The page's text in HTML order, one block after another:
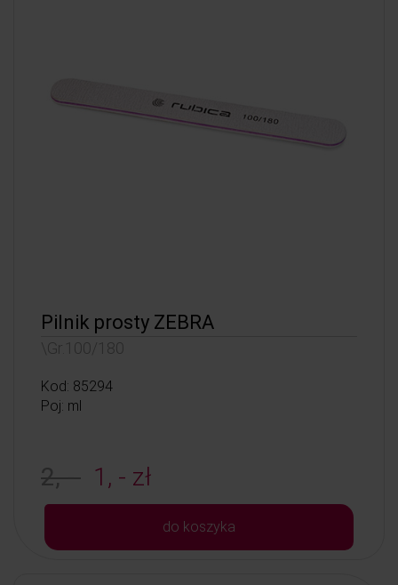
Pilnik prosty ZEBRA
\Gr.100/180
Kod: 85294
Poj: ml
2, - 1, - zł
do koszyka